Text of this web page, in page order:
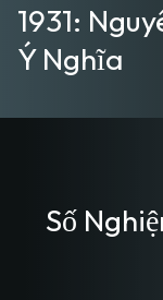
1931:
Ý Nghĩa
Số